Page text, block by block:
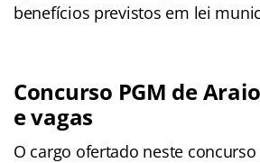
benefícios previstos em lei
Concurso PGM de
e vagas
O cargo ofertado neste